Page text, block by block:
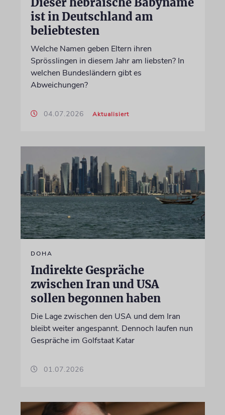
ist in Deutschland am
beliebtesten
Welche Namen geben Eltern ihren
Sprösslingen in diesem Jahr am liebsten? In
welchen Bundesländern gibt es
Abweichungen?
04.07.2026 Aktualisiert
DOHA
Indirekte Gespräche
zwischen Iran und USA
sollen begonnen haben
Die Lage zwischen den USA und dem Iran
bleibt weiter angespannt. Dennoch laufen nun
Gespräche im Golfstaat Katar
01.07.2026